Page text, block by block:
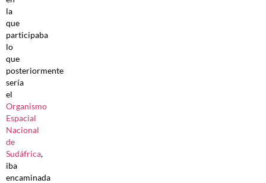
la
que
participaba
lo
que
posteriormente
sería
el
Organismo
Espacial
Nacional
de
Sudáfrica,
iba
encaminada